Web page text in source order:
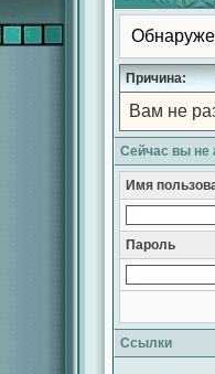
Причина:
Вам не
Сейчас вы не
Имя
Пароль
Ссылки